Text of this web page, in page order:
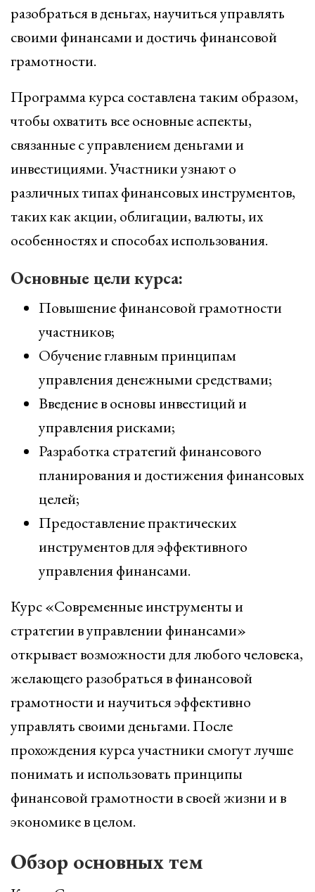
разобраться в деньгах, научиться управлять
своими финансами и достичь финансовой
грамотности.
Программа курса составлена таким образом,
чтобы охватить все основные аспекты,
связанные с управлением деньгами и
инвестициями. Участники узнают о
различных типах финансовых инструментов,
таких как акции, облигации, валюты, их
особенностях и способах использования.
Основные цели курса:
Повышение финансовой грамотности
участников;
Обучение главным принципам
управления денежными средствами;
Введение в основы инвестиций и
управления рисками;
Разработка стратегий финансового
планирования и достижения финансовых
целей;
Предоставление практических
инструментов для эффективного
управления финансами.
Курс «Современные инструменты и
стратегии в управлении финансами»
открывает возможности для любого человека,
желающего разобраться в финансовой
грамотности и научиться эффективно
управлять своими деньгами. После
прохождения курса участники смогут лучше
понимать и использовать принципы
финансовой грамотности в своей жизни и в
экономике в целом.
Обзор основных тем